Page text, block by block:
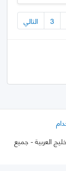
3 التالي
- جميع